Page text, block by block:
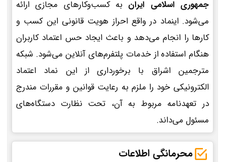
جمهوری اسلامی ایران به کسب‌وکارهای مجازی ارائه
می‌شود. اینماد در واقع احراز هویت قانونی این کسب و
کارها را انجام می‌دهد و باعث ایجاد حس اعتماد کاربران
هنگام استفاده از خدمات پلتفرم‌های آنلاین می‌شود. شبکه
مترجمین اشراق با برخورداری از این نماد اعتماد
الکترونیکی خود را ملزم به رعایت قوانین و مقررات مندرج
در تعهدنامه مربوط به آن، تحت نظارت دستگاه‌های
مسئول می‌داند.
محرمانگی اطلاعات